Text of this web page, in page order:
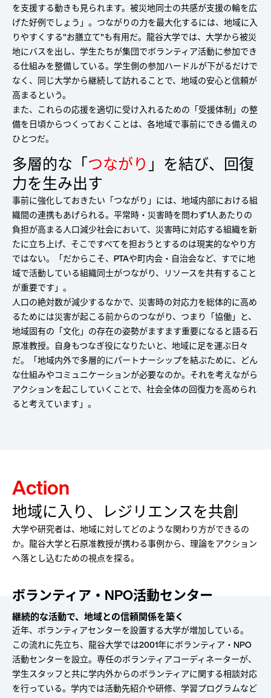
を支援する動きも見られます。被災地同士の共感が支援の輪を広
げた好例でしょう」。つながりの力を最大化するには、地域に入
りやすくする"お膳立て"も有用だ。龍谷大学では、大学から被災
地にバスを出し、学生たちが集団でボランティア活動に参加でき
る仕組みを整備している。学生側の参加ハードルが下がるだけで
なく、同じ大学から継続して訪れることで、地域の安心と信頼が
高まるという。
また、これらの応援を適切に受け入れるための「受援体制」の整
備を日頃からつくっておくことは、各地域で事前にできる備えの
ひとつだ。
多層的な「つながり 」を結び、回復
力を生み出す
事前に強化しておきたい「つながり」には、地域内部における組
織間の連携もあげられる。平常時・災害時を問わず1人あたりの
負担が高まる人口減少社会において、災害時に対応する組織を新
たに立ち上げ、そこですべてを担おうとするのは現実的なやり方
ではない。「だからこそ、PTAや町内会・自治会など、すでに地
域で活動している組織同士がつながり、リソースを共有すること
が重要です」。
人口の絶対数が減少するなかで、災害時の対応力を総体的に高め
るためには災害が起こる前からのつながり、つまり「協働」と、
地域固有の「文化」の存在の姿勢がますます重要になると語る石
原准教授。自身もつなぎ役になりたいと、地域に足を運ぶ日々
だ。「地域内外で多層的にパートナーシップを結ぶために、どん
な仕組みやコミュニケーションが必要なのか。それを考えながら
アクションを起こしていくことで、社会全体の回復力を高められ
ると考えています」。
Action
地域に入り、レジリエンスを共創
大学や研究者は、地域に対してどのような関わり方ができるの
か。龍谷大学と石原准教授が携わる事例から、理論をアクション
へ落とし込むための視点を探る。
ボランティア・NPO活動センター
継続的な活動で、地域との信頼関係を築く
近年、ボランティアセンターを設置する大学が増加している。
この流れに先立ち、龍谷大学では2001年にボランティア・NPO
活動センターを設立。専任のボランティアコーディネーターが、
学生スタッフと共に学内外からのボランティアに関する相談対応
を行っている。学内では活動先紹介や研修、学習プログラムなど